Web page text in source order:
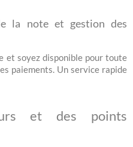
la note et gestion des
et soyez disponible pour toute
paiements. Un service rapide
et des points